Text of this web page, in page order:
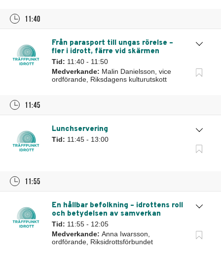
11:40
Från parasport till ungas rörelse –
fler i idrott, färre vid skärmen
Tid: 11:40 - 11:50
Medverkande: Malin Danielsson, vice
ordförande, Riksdagens kulturutskott
11:45
Lunchservering
Tid: 11:45 - 13:00
11:55
En hållbar befolkning – idrottens roll
och betydelsen av samverkan
Tid: 11:55 - 12:05
Medverkande: Anna Iwarsson,
ordförande, Riksidrottsförbundet